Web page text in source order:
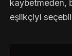
kaybetmeden,
eşlikçiyi